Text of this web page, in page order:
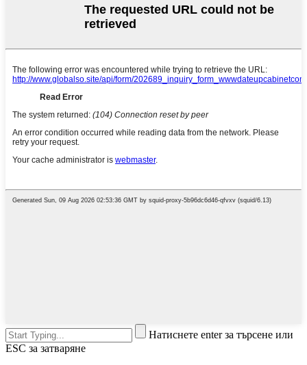
Натиснете enter за търсене или
ESC за затваряне